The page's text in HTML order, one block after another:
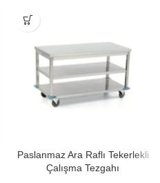
Paslanmaz Ara Raflı Tekerlekli
Çalışma Tezgahı